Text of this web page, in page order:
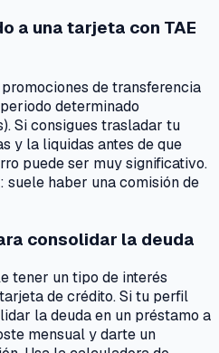
a una tarjeta con TAE
de transferencia
determinado
Si consigues trasladar tu
y la liquidas antes de que
puede ser muy significativo.
suele haber una comisión de
consolidar la deuda
tener un tipo de interés
de crédito. Si tu perfil
la deuda en un préstamo a
mensual y darte un